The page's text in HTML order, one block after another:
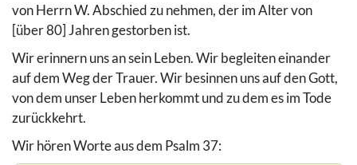
von Herrn W. Abschied zu nehmen, der im Alter von
[über 80] Jahren gestorben ist.
Wir erinnern uns an sein Leben. Wir begleiten einander
auf dem Weg der Trauer. Wir besinnen uns auf den Gott,
von dem unser Leben herkommt und zu dem es im Tode
zurückkehrt.
Wir hören Worte aus dem Psalm 37: